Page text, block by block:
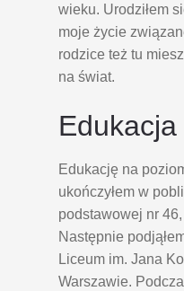
wieku. Urodziłem
moje życie
rodzice też tu
na świat.
Edukację na
ukończyłem w
podstawowej nr
Następnie
Liceum im. Jana
Warszawie.